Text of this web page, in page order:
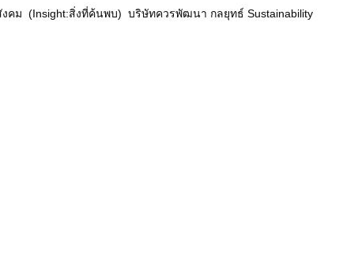
คม (Insight:สิ่งที่ค้นพบ) บริษัทควรพัฒนา กลยุทธ์ Sustainability